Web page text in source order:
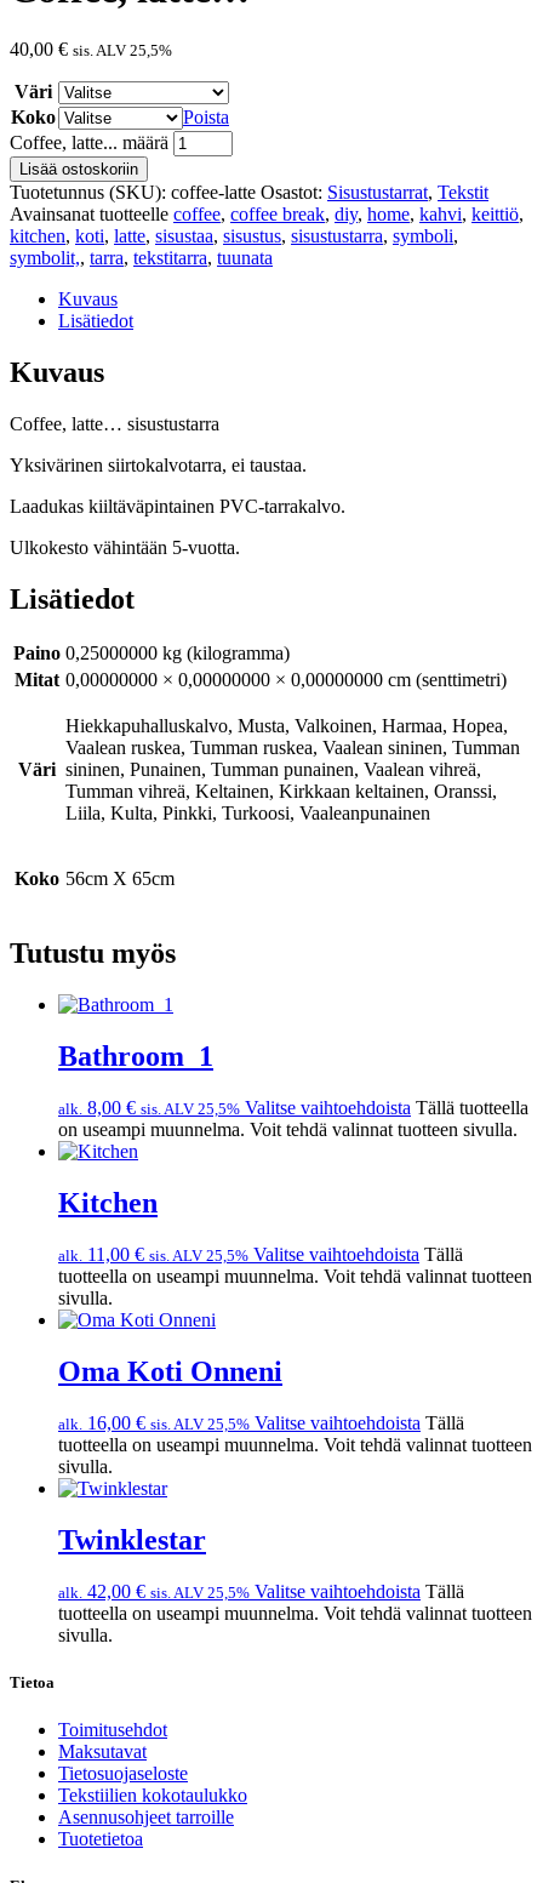
40,00 € sis. ALV 25,5%
Väri
Koko
Poista
Coffee, latte... määrä
Lisää ostoskoriin
Tuotetunnus (SKU): coffee-latte Osastot: Sisustustarrat, Tekstit
Avainsanat tuotteelle coffee, coffee break, diy, home, kahvi, keittiö,
kitchen, koti, latte, sisustaa, sisustus, sisustustarra, symboli,
symbolit,, tarra, tekstitarra, tuunata
Kuvaus
Lisätiedot
Kuvaus
Coffee, latte… sisustustarra
Yksivärinen siirtokalvotarra, ei taustaa.
Laadukas kiiltäväpintainen PVC-tarrakalvo.
Ulkokesto vähintään 5-vuotta.
Lisätiedot
Paino 0,25000000 kg (kilogramma)
Mitat 0,00000000 × 0,00000000 × 0,00000000 cm (senttimetri)
Väri
Hiekkapuhalluskalvo, Musta, Valkoinen, Harmaa, Hopea,
Vaalean ruskea, Tumman ruskea, Vaalean sininen, Tumman
sininen, Punainen, Tumman punainen, Vaalean vihreä,
Tumman vihreä, Keltainen, Kirkkaan keltainen, Oranssi,
Liila, Kulta, Pinkki, Turkoosi, Vaaleanpunainen
Koko 56cm X 65cm
Tutustu myös
Bathroom_1
alk. 8,00 € sis. ALV 25,5% Valitse vaihtoehdoista Tällä tuotteella
on useampi muunnelma. Voit tehdä valinnat tuotteen sivulla.
Kitchen
alk. 11,00 € sis. ALV 25,5% Valitse vaihtoehdoista Tällä
tuotteella on useampi muunnelma. Voit tehdä valinnat tuotteen
sivulla.
Oma Koti Onneni
alk. 16,00 € sis. ALV 25,5% Valitse vaihtoehdoista Tällä
tuotteella on useampi muunnelma. Voit tehdä valinnat tuotteen
sivulla.
Twinklestar
alk. 42,00 € sis. ALV 25,5% Valitse vaihtoehdoista Tällä
tuotteella on useampi muunnelma. Voit tehdä valinnat tuotteen
sivulla.
Tietoa
Toimitusehdot
Maksutavat
Tietosuojaseloste
Tekstiilien kokotaulukko
Asennusohjeet tarroille
Tuotetietoa